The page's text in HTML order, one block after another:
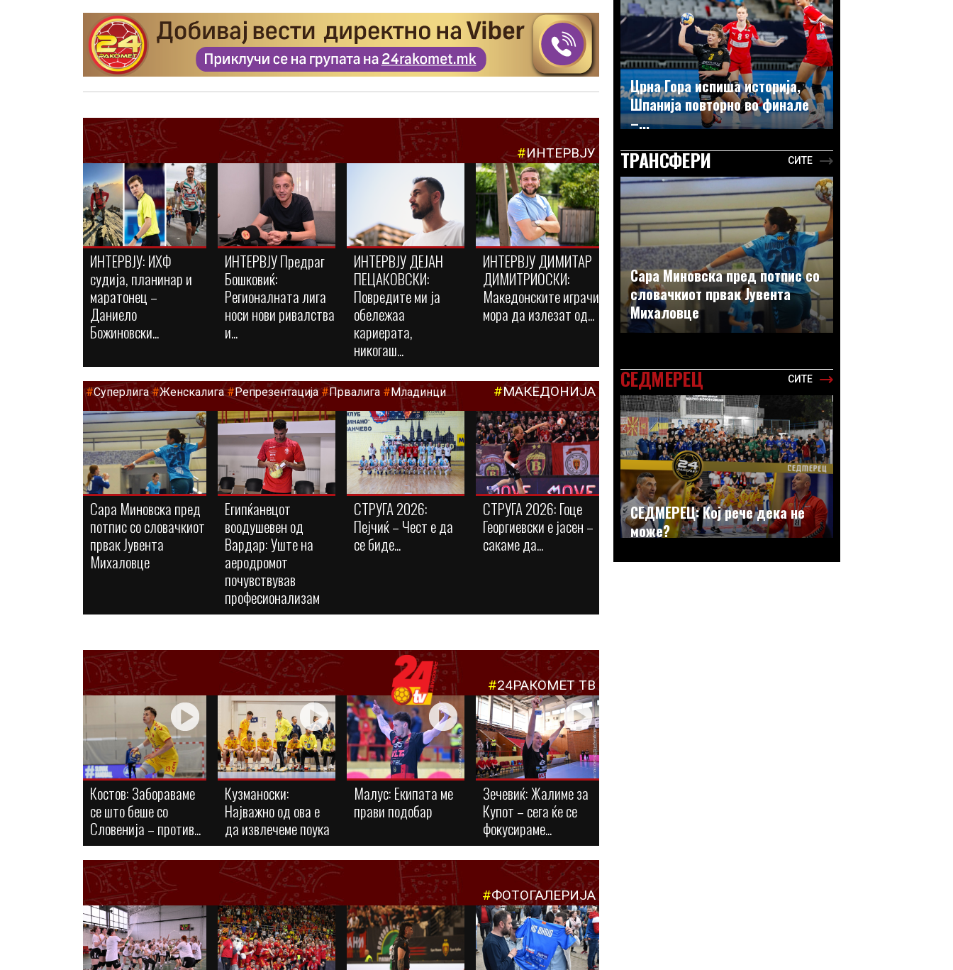
#ИНТЕРВЈУ
ИНТЕРВЈУ: ИХФ
судија, планинар и
маратонец –
Даниело
Божиновски...
ИНТЕРВЈУ Предраг
Бошковиќ:
Регионалната лига
носи нови ривалства
и...
ИНТЕРВЈУ ДЕЈАН
ПЕЦАКОВСКИ:
Повредите ми ја
обележаа
кариерата,
никогаш...
ИНТЕРВЈУ ДИМИТАР
ДИМИТРИОСКИ:
Македонските играчи
мора да излезат од...
#Суперлига #Женскалига#Репрезентација #Првалига #Младинци #МАКЕДОНИЈА
Сара Миновска пред
потпис со словачкиот
првак Јувента
Михаловце
Египќанецот
воодушевен од
Вардар: Уште на
аеродромот
почувствував
професионализам
СТРУГА 2026:
Пејчиќ – Чест е да
се биде...
СТРУГА 2026: Гоце
Георгиевски е јасен –
сакаме да...
#24РАКОМЕТ ТВ
Костов: Забораваме
се што беше со
Словенија – против...
Кузманоски:
Најважно од ова е
да извлечеме поука
Малус: Eкипата ме
прави подобар
Зечевиќ: Жалиме за
Купот – сега ќе се
фокусираме...
#ФОТОГАЛЕРИЈА
Црна Гора испиша историја,
Шпанија повторно во финале
–...
ТРАНСФЕРИ СИТЕ
Сара Миновска пред потпис со
словачкиот првак Јувента
Михаловце
СЕДМЕРЕЦ СИТЕ
СЕДМЕРЕЦ: Кој рече дека не
може?